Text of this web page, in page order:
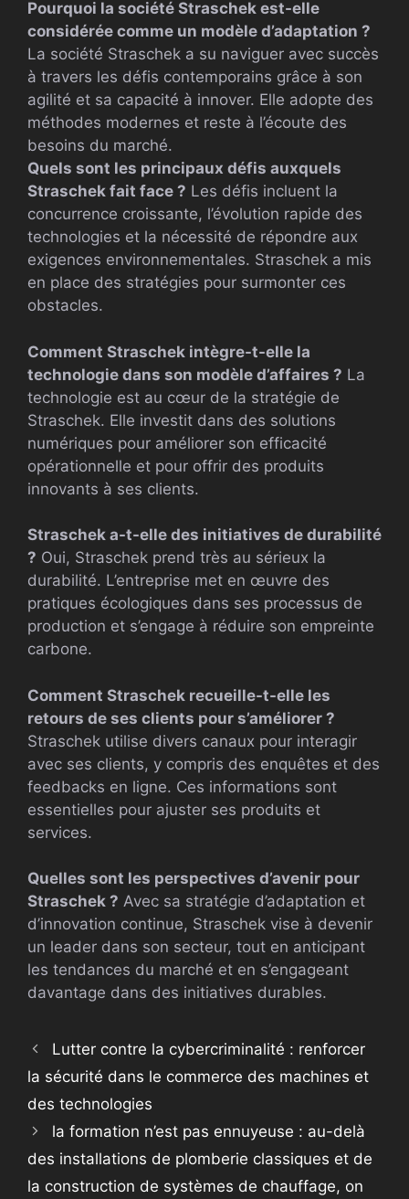
Pourquoi la société Straschek est-elle
considérée comme un modèle d’adaptation ?
La société Straschek a su naviguer avec succès
à travers les défis contemporains grâce à son
agilité et sa capacité à innover. Elle adopte des
méthodes modernes et reste à l’écoute des
besoins du marché.
Quels sont les principaux défis auxquels
Straschek fait face ? Les défis incluent la
concurrence croissante, l’évolution rapide des
technologies et la nécessité de répondre aux
exigences environnementales. Straschek a mis
en place des stratégies pour surmonter ces
obstacles.
Comment Straschek intègre-t-elle la
technologie dans son modèle d’affaires ? La
technologie est au cœur de la stratégie de
Straschek. Elle investit dans des solutions
numériques pour améliorer son efficacité
opérationnelle et pour offrir des produits
innovants à ses clients.
Straschek a-t-elle des initiatives de durabilité
? Oui, Straschek prend très au sérieux la
durabilité. L’entreprise met en œuvre des
pratiques écologiques dans ses processus de
production et s’engage à réduire son empreinte
carbone.
Comment Straschek recueille-t-elle les
retours de ses clients pour s’améliorer ?
Straschek utilise divers canaux pour interagir
avec ses clients, y compris des enquêtes et des
feedbacks en ligne. Ces informations sont
essentielles pour ajuster ses produits et
services.
Quelles sont les perspectives d’avenir pour
Straschek ? Avec sa stratégie d’adaptation et
d’innovation continue, Straschek vise à devenir
un leader dans son secteur, tout en anticipant
les tendances du marché et en s’engageant
davantage dans des initiatives durables.
Lutter contre la cybercriminalité : renforcer
la sécurité dans le commerce des machines et
des technologies
la formation n’est pas ennuyeuse : au-delà
des installations de plomberie classiques et de
la construction de systèmes de chauffage, on